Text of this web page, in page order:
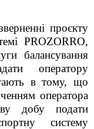
проєкту
PROZORRO,
балансування
оператору
в тому, що
оператора
добу подати
систему